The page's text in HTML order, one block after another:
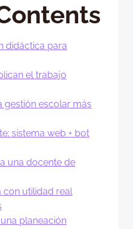
didáctica para
el trabajo
gestión escolar más
sistema web + bot
una docente de
con utilidad real
planeación